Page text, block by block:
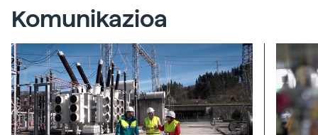
Komunikazioa